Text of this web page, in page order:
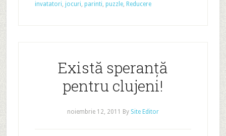
invatatori, jocuri, parinti, puzzle, Reducere
Există speranţă
pentru clujeni!
noiembrie 12, 2011 By Site Editor